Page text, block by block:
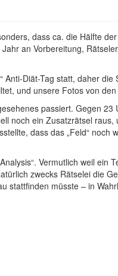
dass ca. die Hälfte
an Vorbereitung,
Diät-Tag statt, daher
und unsere Fotos von
passiert. Gegen
noch ein Zusatzrätsel
dass das „Feld“ noch
Vermutlich weil ein
zwecks Rätselei die
stattfinden müsste – in